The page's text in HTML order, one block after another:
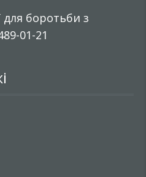
для боротьби з
01-21